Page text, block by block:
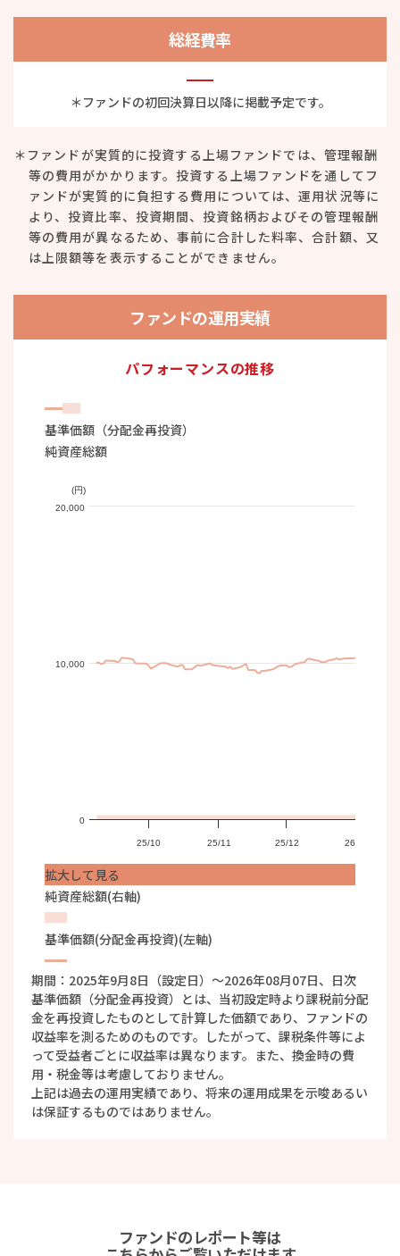
総経費率
＊ファンドの初回決算日以降に掲載予定です。
＊ファンドが実質的に投資する上場ファンドでは、管理報酬
等の費用がかかります。投資する上場ファンドを通してフ
ァンドが実質的に負担する費用については、運用状況等に
より、投資比率、投資期間、投資銘柄およびその管理報酬
等の費用が異なるため、事前に合計した料率、合計額、又
は上限額等を表示することができません。
ファンドの運用実績
パフォーマンスの推移
基準価額（分配金再投資）
純資産総額
(円)
25/10 25/11 25/12 26/01
0
10,000
20,000
拡大して見る
純資産総額(右軸)
基準価額(分配金再投資)(左軸)
期間：2025年9月8日（設定日）～2026年08月07日、日次
基準価額（分配金再投資）とは、当初設定時より課税前分配
金を再投資したものとして計算した価額であり、ファンドの
収益率を測るためのものです。したがって、課税条件等によ
って受益者ごとに収益率は異なります。また、換金時の費
用・税金等は考慮しておりません。
上記は過去の運用実績であり、将来の運用成果を示唆あるい
は保証するものではありません。
ファンドのレポート等は